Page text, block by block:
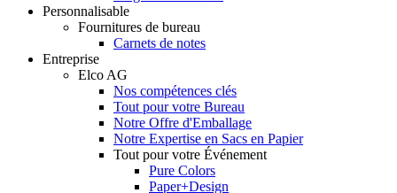
Personnalisable
Fournitures de bureau
Carnets de notes
Entreprise
Elco AG
Nos compétences clés
Tout pour votre Bureau
Notre Offre d'Emballage
Notre Expertise en Sacs en Papier
Tout pour votre Événement
Pure Colors
Paper+Design